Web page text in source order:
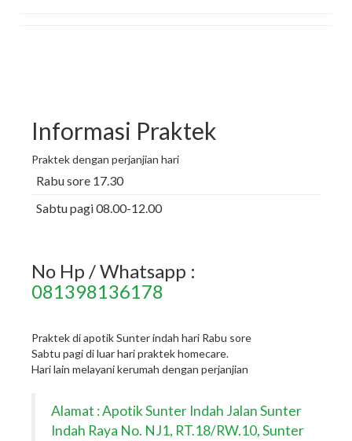
Informasi Praktek
Praktek dengan perjanjian hari
Rabu sore 17.30
Sabtu pagi 08.00-12.00
No Hp / Whatsapp :
081398136178
Praktek di apotik Sunter indah hari Rabu sore
Sabtu pagi di luar hari praktek homecare.
Hari lain melayani kerumah dengan perjanjian
Alamat : Apotik Sunter Indah Jalan Sunter
Indah Raya No. NJ1, RT.18/RW.10, Sunter